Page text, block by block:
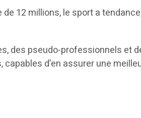
12 millions, le sport a
des pseudo-professionnels et
d’en assurer une